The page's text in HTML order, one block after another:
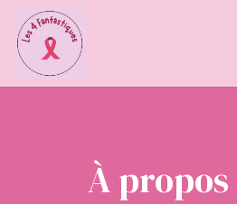
À propos